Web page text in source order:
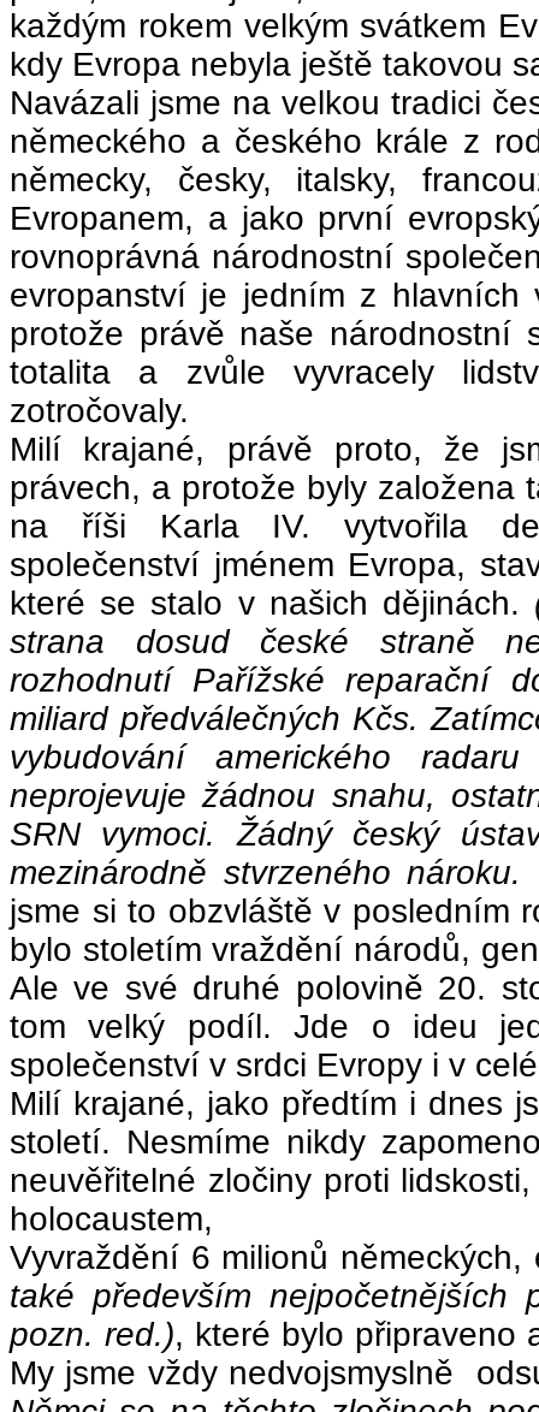
každým rokem velkým svátkem
kdy Evropa nebyla ještě takovou
Navázali jsme na velkou tradici
německého a českého krále z
německy, česky, italsky,
Evropanem, a jako první
rovnoprávná národnostní
evropanství je jedním z hlavních
protože právě naše národnostní
totalita a zvůle vyvracely
zotročovaly.
Milí krajané, právě proto, že
právech, a protože byly
na říši Karla IV. vytvořila
společenství jménem Evropa,
které se stalo v našich dějinách.
strana dosud české straně
rozhodnutí Pařížské reparační
miliard předválečných Kčs.
vybudování amerického
neprojevuje žádnou snahu,
SRN vymoci. Žádný český
mezinárodně stvrzeného
jsme si to obzvláště v posledním
bylo stoletím vraždění národů,
Ale ve své druhé polovině 20.
tom velký podíl. Jde o ideu
společenství v srdci Evropy i v
Milí krajané, jako předtím i dnes
století. Nesmíme nikdy
neuvěřitelné zločiny proti
holocaustem,
Vyvraždění 6 milionů
také především nejpočetnějších
pozn. red.), které bylo připraveno
My jsme vždy nedvojsmyslně